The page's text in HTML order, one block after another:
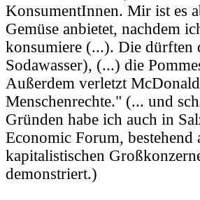
KonsumentInnen. Mir ist es
Gemüse anbietet, nachdem
konsumiere (...). Die dürften
Sodawasser), (...) die
Außerdem verletzt
Menschenrechte." (... und
Gründen habe ich auch in
Economic Forum,
kapitalistischen
demonstriert.)